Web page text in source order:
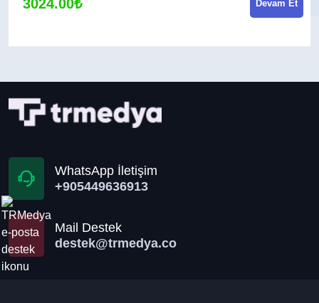
3024.00₺ Devam Et
WhatsApp İletişim
+905449636913
Mail Destek
destek@trmedya.co